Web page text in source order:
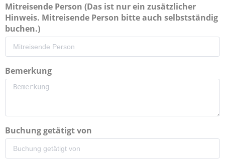
Mitreisende Person (Das ist nur ein zusätzlicher
Hinweis. Mitreisende Person bitte auch selbstständig
buchen.)
Bemerkung
Buchung getätigt von